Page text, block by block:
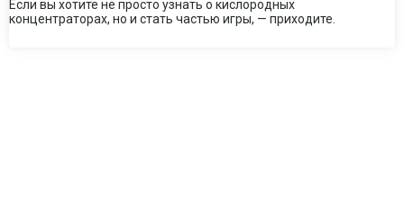
Если вы хотите не просто узнать о кислородных
концентраторах, но и стать частью игры, — приходите.